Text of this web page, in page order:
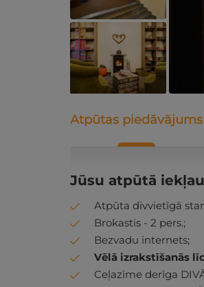
Atpūtas piedāvājums
Jūsu atpūtā
Atpūta divvietīgā
Brokastis - 2 pers.;
Bezvadu internets;
Vēlā izrakstīšanās
Ceļazīme derīga